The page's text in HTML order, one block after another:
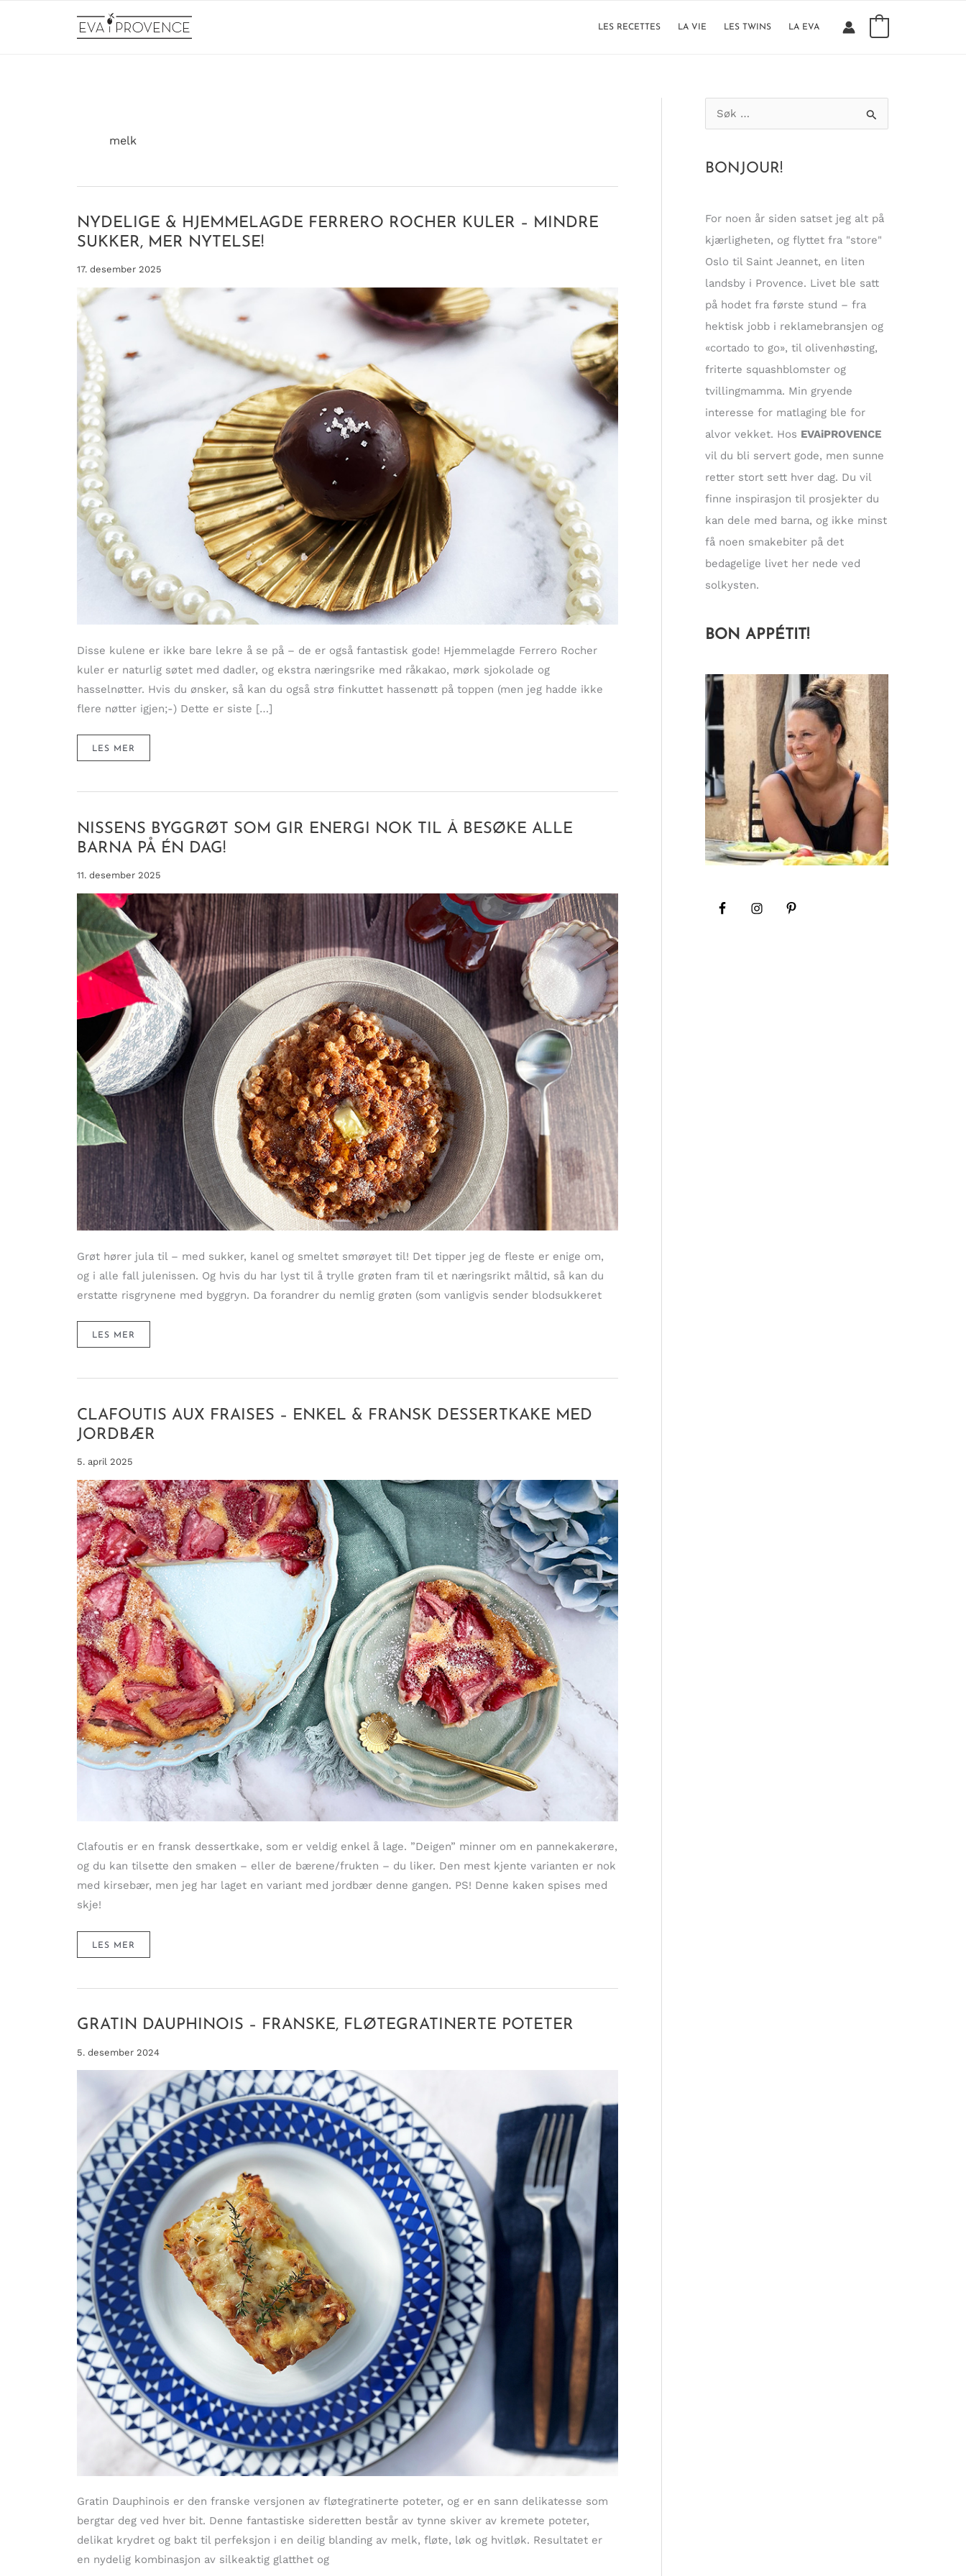
LES RECETTES LA VIE LES TWINS LA EVA
melk
NYDELIGE & HJEMMELAGDE FERRERO ROCHER KULER – MINDRE
SUKKER, MER NYTELSE!
17. desember 2025
Disse kulene er ikke bare lekre å se på – de er også fantastisk gode! Hjemmelagde Ferrero Rocher
kuler er naturlig søtet med dadler, og ekstra næringsrike med råkakao, mørk sjokolade og
hasselnøtter. Hvis du ønsker, så kan du også strø finkuttet hassenøtt på toppen (men jeg hadde ikke
flere nøtter igjen;-) Dette er siste […]
NYDELIGE
KULER
MER
NYTELSE!
LES MER
NISSENS BYGGRØT SOM GIR ENERGI NOK TIL Å BESØKE ALLE
BARNA PÅ ÉN DAG!
11. desember 2025
Grøt hører jula til – med sukker, kanel og smeltet smørøyet til! Det tipper jeg de fleste er enige om,
og i alle fall julenissen. Og hvis du har lyst til å trylle grøten fram til et næringsrikt måltid, så kan du
erstatte risgrynene med byggryn. Da forandrer du nemlig grøten (som vanligvis sender blodsukkeret
NISSENS
NOK
ALLE
BARNA
PÅ
ÉN
LES MER
CLAFOUTIS AUX FRAISES – ENKEL & FRANSK DESSERTKAKE MED
JORDBÆR
5. april 2025
Clafoutis er en fransk dessertkake, som er veldig enkel å lage. ”Deigen” minner om en pannekakerøre,
og du kan tilsette den smaken – eller de bærene/frukten – du liker. Den mest kjente varianten er nok
med kirsebær, men jeg har laget en variant med jordbær denne gangen. PS! Denne kaken spises med
skje!
CLAFOUTIS
&
JORDBÆR
LES MER
GRATIN DAUPHINOIS – FRANSKE, FLØTEGRATINERTE POTETER
5. desember 2024
Gratin Dauphinois er den franske versjonen av fløtegratinerte poteter, og er en sann delikatesse som
bergtar deg ved hver bit. Denne fantastiske sideretten består av tynne skiver av kremete poteter,
delikat krydret og bakt til perfeksjon i en deilig blanding av melk, fløte, løk og hvitløk. Resultatet er
en nydelig kombinasjon av silkeaktig glatthet og
ø
e
t
e
r
:
BONJOUR!
For noen år siden satset jeg alt på
kjærligheten, og flyttet fra "store"
Oslo til Saint Jeannet, en liten
landsby i Provence. Livet ble satt
på hodet fra første stund – fra
hektisk jobb i reklamebransjen og
«cortado to go», til olivenhøsting,
friterte squashblomster og
tvillingmamma. Min gryende
interesse for matlaging ble for
alvor vekket. Hos EVAiPROVENCE
vil du bli servert gode, men sunne
retter stort sett hver dag. Du vil
finne inspirasjon til prosjekter du
kan dele med barna, og ikke minst
få noen smakebiter på det
bedagelige livet her nede ved
solkysten.
BON APPÉTIT!